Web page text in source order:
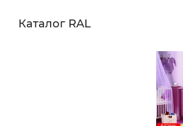
Каталог RAL